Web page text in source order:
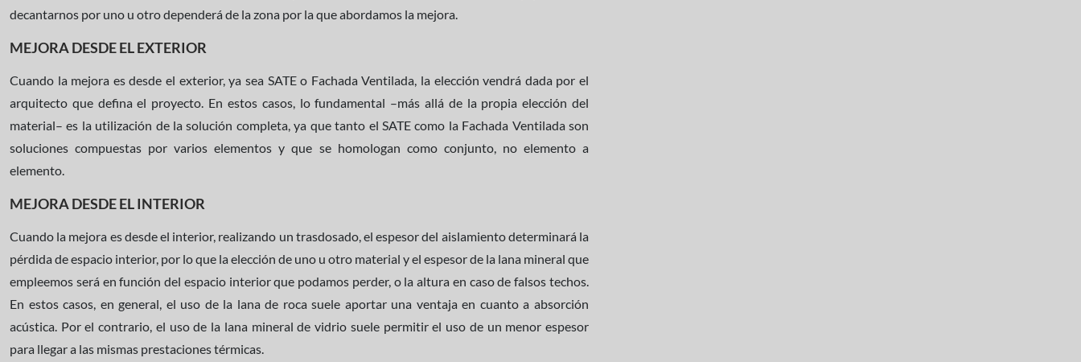
decantarnos por uno u otro dependerá de la zona por la que abordamos la mejora.
MEJORA DESDE EL EXTERIOR
Cuando la mejora es desde el exterior, ya sea SATE o Fachada Ventilada, la elección vendrá dada por el
arquitecto que defina el proyecto. En estos casos, lo fundamental –más allá de la propia elección del
material– es la utilización de la solución completa, ya que tanto el SATE como la Fachada Ventilada son
soluciones compuestas por varios elementos y que se homologan como conjunto, no elemento a
elemento.
MEJORA DESDE EL INTERIOR
Cuando la mejora es desde el interior, realizando un trasdosado, el espesor del aislamiento determinará la
pérdida de espacio interior, por lo que la elección de uno u otro material y el espesor de la lana mineral que
empleemos será en función del espacio interior que podamos perder, o la altura en caso de falsos techos.
En estos casos, en general, el uso de la lana de roca suele aportar una ventaja en cuanto a absorción
acústica. Por el contrario, el uso de la lana mineral de vidrio suele permitir el uso de un menor espesor
para llegar a las mismas prestaciones térmicas.